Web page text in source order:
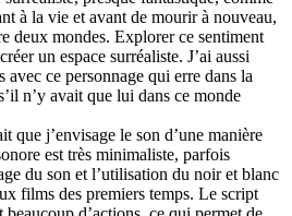
à la vie et avant de mourir à nouveau,
deux mondes. Explorer ce sentiment
un espace surréaliste. Jʼai aussi
avec ce personnage qui erre dans la
nʼy avait que lui dans ce monde
que jʼenvisage le son dʼune manière
est très minimaliste, parfois
du son et lʼutilisation du noir et blanc
films des premiers temps. Le script